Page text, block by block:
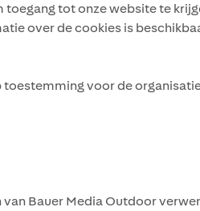
tot onze website te
over de cookies is
voor de
Bauer Media Outdoor